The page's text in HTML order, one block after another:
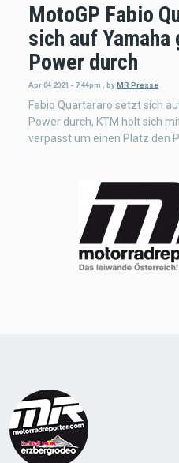
MotoGP Fabio
sich auf Yamaha
Power durch
Apr 04 2021 - 7:44pm byMR Presse
Fabio Quartararo setzt sich
Power durch, KTM holt sich
verpasst um einen Platz den